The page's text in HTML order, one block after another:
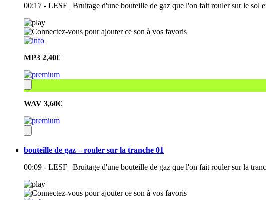
00:17 - LESF | Bruitage d'une bouteille de gaz que l'on fait rouler sur le sol
MP3 2,40€
WAV 3,60€
bouteille de gaz – rouler sur la tranche 01
00:09 - LESF | Bruitage d'une bouteille de gaz que l'on fait rouler sur la